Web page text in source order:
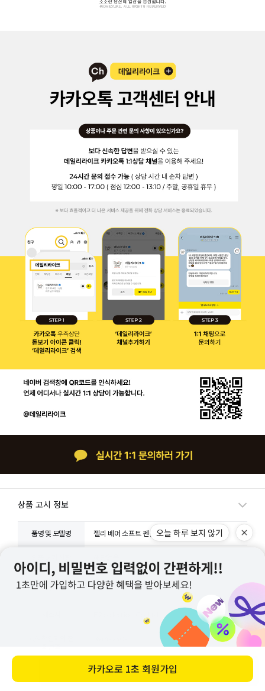
바로 구매하기
상품 고시 정보
품명 및 모델명 젤리 베어 소프트 펜슬 파우치 - 01 Pink
제조국 또는 원산
지
중국
오늘 하루 보지 않기
카카오로 1초 회원가입